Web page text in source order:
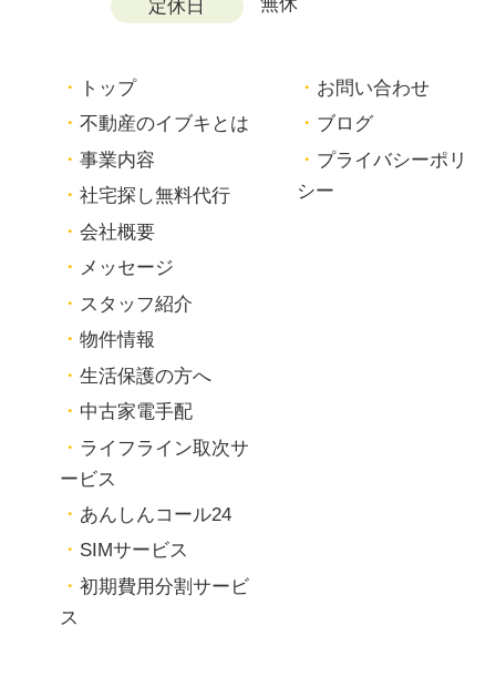
定休日
トップ
不動産のイブキとは
事業内容
社宅探し無料代行
会社概要
メッセージ
スタッフ紹介
物件情報
生活保護の方へ
中古家電手配
ライフライン取次サ
ービス
あんしんコール24
SIMサービス
初期費用分割サービ
ス
お問い合わせ
ブログ
プライバシーポリ
シー